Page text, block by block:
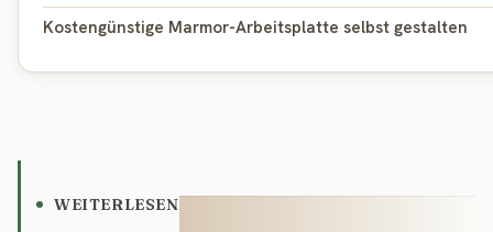
Kostengünstige Marmor-Arbeitsplatte selbst gestalten
WEITERLESEN